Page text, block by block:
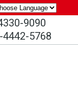
9090
4442-5768